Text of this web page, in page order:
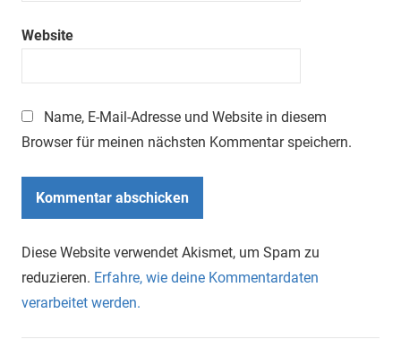
Website
Name, E-Mail-Adresse und Website in diesem
Browser für meinen nächsten Kommentar speichern.
Diese Website verwendet Akismet, um Spam zu
reduzieren. Erfahre, wie deine Kommentardaten
verarbeitet werden.